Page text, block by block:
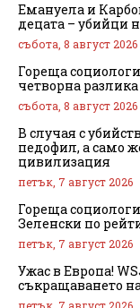
Емануела и
децата – убийци
събота, 8 август 2026
Гореща
четворна разлика
събота, 8 август 2026
В случая с
педофил, а само
цивилизация
петък, 7 август 2026
Гореща
Зеленски по
петък, 7 август 2026
Ужас в Европа!
съкращаването